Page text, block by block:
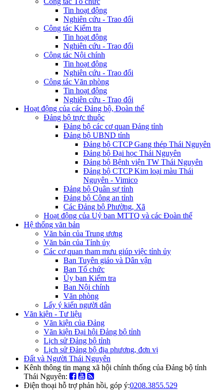
Tin hoạt động
Nghiên cứu - Trao đổi
Công tác Kiểm tra
Tin hoạt động
Nghiên cứu - Trao đổi
Công tác Nội chính
Tin hoạt động
Nghiên cứu - Trao đổi
Công tác Văn phòng
Tin hoạt động
Nghiên cứu - Trao đổi
Hoạt động của các Đảng bộ, Đoàn thể
Đảng bộ trực thuộc
Đảng bộ các cơ quan Đảng tỉnh
Đảng bộ UBND tỉnh
Đảng bộ CTCP Gang thép Thái Nguyên
Đảng bộ Đại học Thái Nguyên
Đảng bộ Bệnh viện TW Thái Nguyên
Đảng bộ CTCP Kim loại màu Thái
Nguyên - Vimico
Đảng bộ Quân sự tỉnh
Đảng bộ Công an tỉnh
Các Đảng bộ Phường, Xã
Hoạt động của Uỷ ban MTTQ và các Đoàn thể
Hệ thống văn bản
Văn bản của Trung ương
Văn bản của Tỉnh ủy
Các cơ quan tham mưu giúp việc tỉnh ủy
Ban Tuyên giáo và Dân vận
Ban Tổ chức
Ủy ban Kiểm tra
Ban Nội chính
Văn phòng
Lấy ý kiến người dân
Văn kiện - Tư liệu
Văn kiện của Đảng
Văn kiện Đại hội Đảng bộ tỉnh
Lịch sử Đảng bộ tỉnh
Lịch sử Đảng bộ địa phương, đơn vị
Đất và Người Thái Nguyên
Kênh thông tin mạng xã hội chính thống của Đảng bộ tỉnh
Thái Nguyên:
Điện thoại hỗ trợ phản hồi, góp ý:0208.3855.529